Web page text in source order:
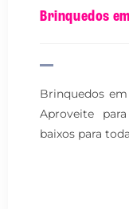
Brinquedos
Brinquedos
Aproveite
baixos para